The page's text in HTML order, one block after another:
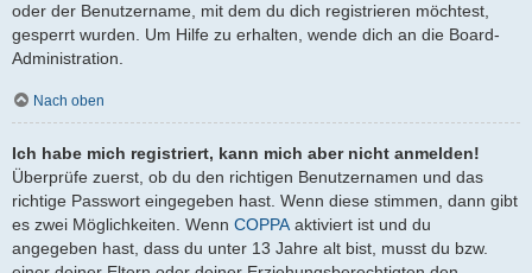
oder der Benutzername, mit dem du dich registrieren möchtest,
gesperrt wurden. Um Hilfe zu erhalten, wende dich an die Board-
Administration.
Nach oben
Ich habe mich registriert, kann mich aber nicht anmelden!
Überprüfe zuerst, ob du den richtigen Benutzernamen und das
richtige Passwort eingegeben hast. Wenn diese stimmen, dann gibt
es zwei Möglichkeiten. Wenn COPPA aktiviert ist und du
angegeben hast, dass du unter 13 Jahre alt bist, musst du bzw.